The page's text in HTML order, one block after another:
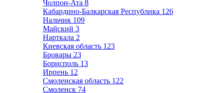
Чолпон-Ата 8
Кабардино-Балкарская Республика 126
Нальчик 109
Майский 3
Нарткала 2
Киевская область 123
Бровары 23
Борисполь 13
Ирпень 12
Смоленская область 122
Смоленск 74